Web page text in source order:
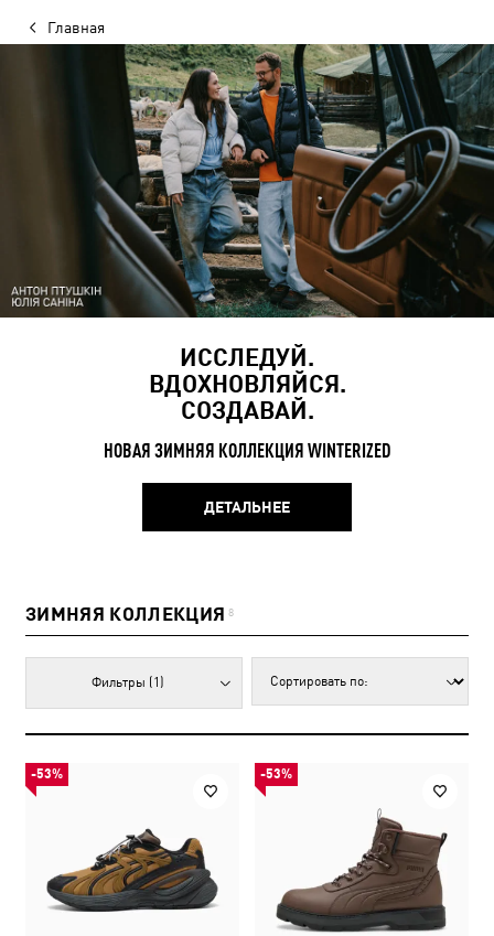
Главная
ИССЛЕДУЙ.
ВДОХНОВЛЯЙСЯ.
СОЗДАВАЙ.
НОВАЯ ЗИМНЯЯ КОЛЛЕКЦИЯ WINTERIZED
ДЕТАЛЬНЕЕ
ЗИМНЯЯ КОЛЛЕКЦИЯ 8
Фильтры (1)
-53% -53%